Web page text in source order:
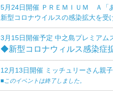
5月24日開催 ＰＲＥＭＩＵＭ Ａ「
新型コロナウイルスの感染拡大を受
3月15日開催予定 中之島プレミアム
◆新型コロナウィルス感染症
12月13日開催 ミッチュリーさん親
■このイベントは終了しました。